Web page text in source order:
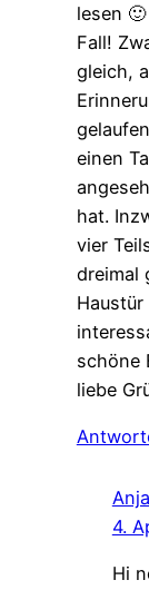
lesen
Fall!
gleich,
einen
hat.
vier
dreimal
schöne
liebe
Anja
4.
Hi